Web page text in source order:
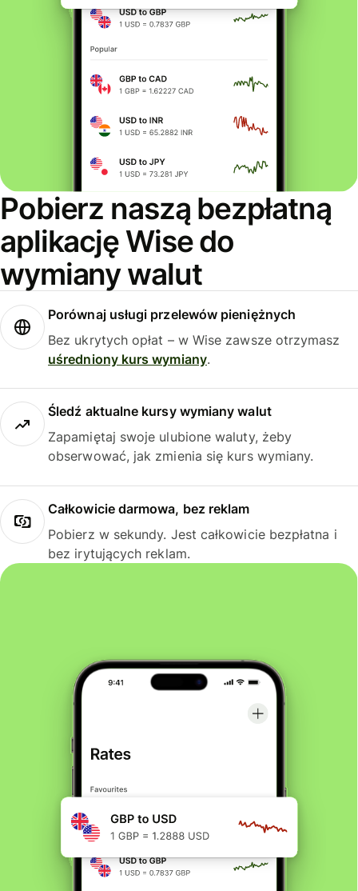
Pobierz naszą bezpłatną
aplikację Wise do
wymiany walut
Porównaj usługi przelewów pieniężnych
Bez ukrytych opłat – w Wise zawsze otrzymasz
uśredniony kurs wymiany.
Śledź aktualne kursy wymiany walut
Zapamiętaj swoje ulubione waluty, żeby
obserwować, jak zmienia się kurs wymiany.
Całkowicie darmowa, bez reklam
Pobierz w sekundy. Jest całkowicie bezpłatna i
bez irytujących reklam.